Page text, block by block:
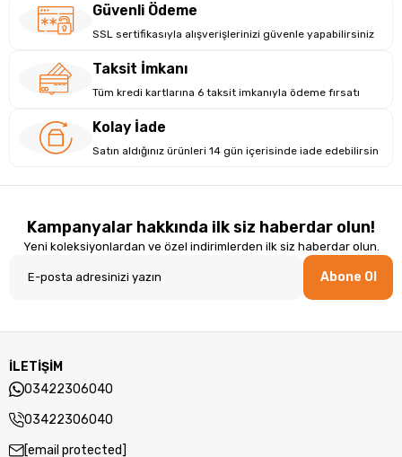
getirir.
Güvenilir Depolama Ve Yükseltme Olanakları
Ile Donatılmış
Güvenli Ödeme
SSL sertifikasıyla alışverişlerinizi güvenle yapabilirsiniz
Taksit İmkanı
Tüm kredi kartlarına 6 taksit imkanıyla ödeme fırsatı
Kolay İade
Satın aldığınız ürünleri 14 gün içerisinde iade edebilirsin
Kampanyalar hakkında ilk siz haberdar olun!
Yeni koleksiyonlardan ve özel indirimlerden ilk siz haberdar olun.
Abone Ol
İLETİŞİM
03422306040
03422306040
[email protected]